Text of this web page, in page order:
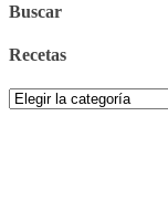
Buscar
Recetas
Recetas